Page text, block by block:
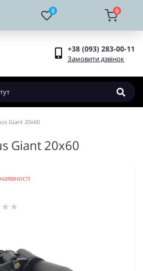
0 0
+38 (093) 283-00-11
Замовити дзвінок
Giant 20x60
Giant 20x60